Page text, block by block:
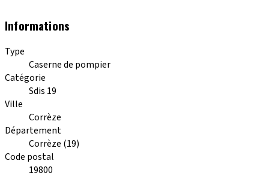
Informations
Type
Caserne de pompier
Catégorie
Sdis 19
Ville
Corrèze
Département
Corrèze (19)
Code postal
19800